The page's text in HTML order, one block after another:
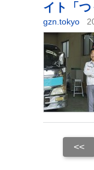
イト「
gzn.tokyo
<<